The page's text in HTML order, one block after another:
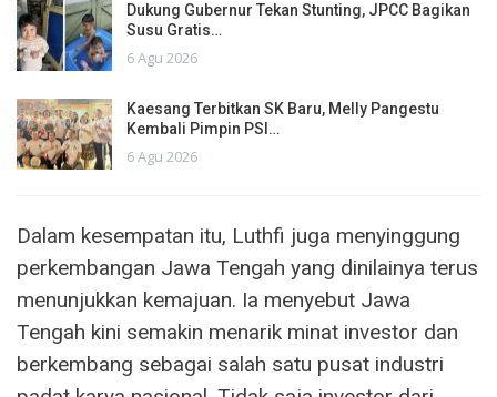
Dukung Gubernur Tekan Stunting, JPCC Bagikan
Susu Gratis…
6 Agu 2026
Kaesang Terbitkan SK Baru, Melly Pangestu
Kembali Pimpin PSI…
6 Agu 2026
Dalam kesempatan itu, Luthfi juga menyinggung
perkembangan Jawa Tengah yang dinilainya terus
menunjukkan kemajuan. Ia menyebut Jawa
Tengah kini semakin menarik minat investor dan
berkembang sebagai salah satu pusat industri